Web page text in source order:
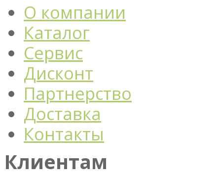
О компании
Каталог
Сервис
Дисконт
Партнерство
Доставка
Контакты
Клиентам